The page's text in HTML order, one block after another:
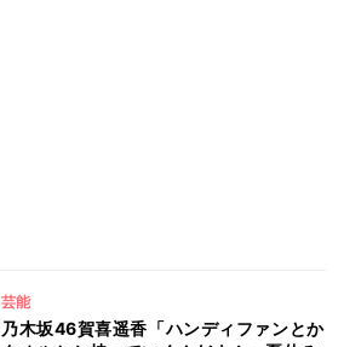
芸能
乃木坂46賀喜遥香「ハンディファンとか